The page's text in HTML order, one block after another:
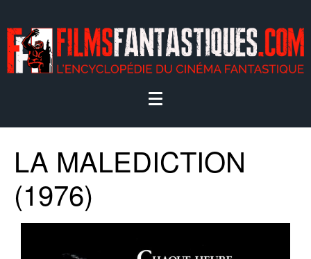
LA MALEDICTION
(1976)